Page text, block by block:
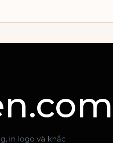
in logo và khắc